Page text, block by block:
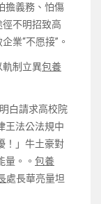
擔義務、怕傷
徑不明招致高
業“不愿接”。
軌制立異包養
白請求高校院
王法公法規中
！」牛土豪對
量。。 包養
處長華亮量坦